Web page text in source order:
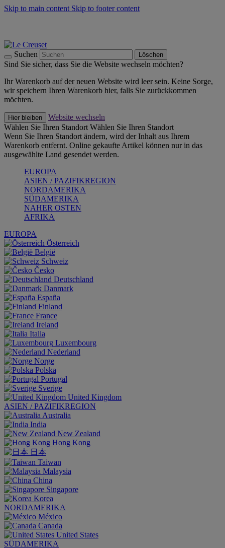
Skip to main content Skip to footer content
Suchen Löschen
Sind Sie sicher, dass Sie die Website wechseln möchten?
Ihr Warenkorb auf der neuen Website wird leer sein. Keine Sorge,
wir speichern Ihren Warenkorb hier, falls Sie zurückkommen
möchten.
Hier bleiben
Website wechseln
Wählen Sie Ihren Standort Wählen Sie Ihren Standort
Wenn Sie Ihren Standort ändern, wird der Inhalt aus Ihrem
Warenkorb entfernt. Online gekaufte Artikel können nur in das
ausgewählte Land gesendet werden.
EUROPA
ASIEN / PAZIFIKREGION
NORDAMERIKA
SÜDAMERIKA
NAHER OSTEN
AFRIKA
EUROPA
Österreich
België
Schweiz
Česko
Deutschland
Danmark
España
Finland
France
Ireland
Italia
Luxembourg
Nederland
Norge
Polska
Portugal
Sverige
United Kingdom
ASIEN / PAZIFIKREGION
Australia
India
New Zealand
Hong Kong
日本
Taiwan
Malaysia
China
Singapore
Korea
NORDAMERIKA
México
Canada
United States
SÜDAMERIKA